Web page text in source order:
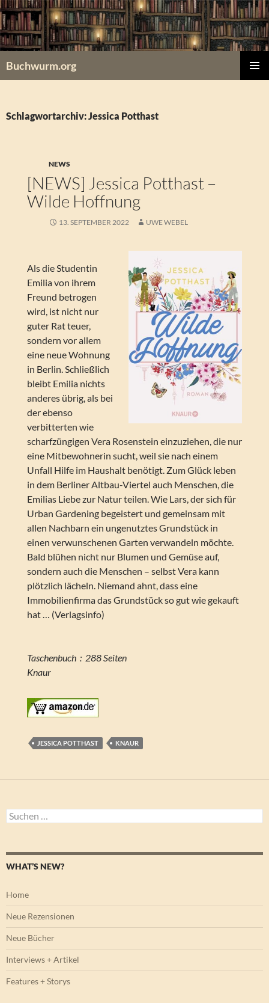
Zum
Inhalt
springen
Buchwurm.org
Schlagwortarchiv: Jessica Potthast
NEWS
[NEWS] Jessica Potthast –
Wilde Hoffnung
13. SEPTEMBER 2022 UWE WEBEL
Als die Studentin
Emilia von ihrem
Freund betrogen
wird, ist nicht nur
guter Rat teuer,
sondern vor allem
eine neue Wohnung
in Berlin. Schließlich
bleibt Emilia nichts
anderes übrig, als bei
der ebenso
verbitterten wie
scharfzüngigen Vera Rosenstein einzuziehen, die nur
eine Mitbewohnerin sucht, weil sie nach einem
Unfall Hilfe im Haushalt benötigt. Zum Glück leben
in dem Berliner Altbau-Viertel auch Menschen, die
Emilias Liebe zur Natur teilen. Wie Lars, der sich für
Urban Gardening begeistert und gemeinsam mit
allen Nachbarn ein ungenutztes Grundstück in
einen verwunschenen Garten verwandeln möchte.
Bald blühen nicht nur Blumen und Gemüse auf,
sondern auch die Menschen – selbst Vera kann
plötzlich lächeln. Niemand ahnt, dass eine
Immobilienfirma das Grundstück so gut wie gekauft
hat … (Verlagsinfo)
Taschenbuch ‏ : ‎ 288 Seiten
Knaur
JESSICA POTTHAST KNAUR
Suchen
nach:
WHAT’S NEW?
Home
Neue Rezensionen
Neue Bücher
Interviews + Artikel
Features + Storys